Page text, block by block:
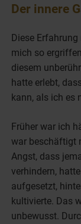
Der innere
Diese
mich so
diesem
hatte erlebt,
kann, als ich es
Früher war ich
war beschäftigt
Angst, dass
verhindern,
aufgesetzt,
kultivierte. Das
unbewusst.